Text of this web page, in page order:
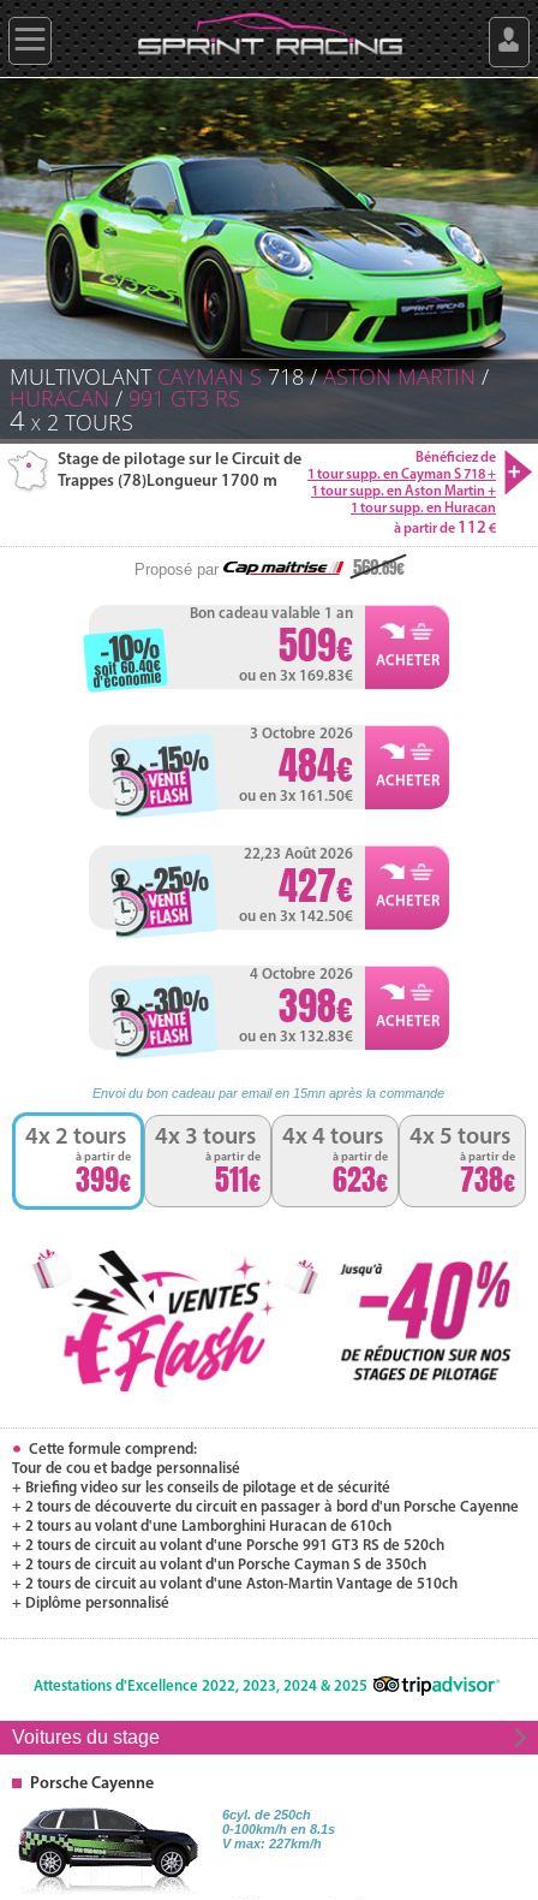
MULTIVOLANT CAYMAN S718 /ASTON MARTIN /
HURACAN / 991 GT3 RS
4 X 2 TOURS
Bénéficiez de
1 tour supp. en Cayman S 718 +
1 tour supp. en Aston Martin +
1 tour supp. en Huracan
à partir de 112
Stage de pilotage sur le Circuit de
Trappes (78)Longueur 1700 m
Proposé par 569.89
Bon cadeau valable 1 an
509
ou en 3x 169.83
-10%
soit 60.40
d'économie
3 Octobre 2026
484
ou en 3x 161.50
-15%
22,23 Août 2026
427
ou en 3x 142.50
-25%
4 Octobre 2026
398
ou en 3x 132.83
-30%
Envoi du bon cadeau par email en 15mn après la commande
4x 2 tours
à partir de
399
4x 3 tours
à partir de
511
4x 4 tours
à partir de
623
4x 5 tours
à partir de
738
Cette formule comprend:
Tour de cou et badge personnalisé
+ Briefing video sur les conseils de pilotage et de sécurité
+ 2 tours de découverte du circuit en passager à bord d'un Porsche Cayenne
+ 2 tours au volant d'une Lamborghini Huracan de 610ch
+ 2 tours de circuit au volant d'une Porsche 991 GT3 RS de 520ch
+ 2 tours de circuit au volant d'un Porsche Cayman S de 350ch
+ 2 tours de circuit au volant d'une Aston-Martin Vantage de 510ch
+ Diplôme personnalisé
Attestations d'Excellence 2022, 2023, 2024 & 2025
Voitures du stage
Porsche Cayenne
6cyl. de 250ch
0-100km/h en 8.1s
V max: 227km/h